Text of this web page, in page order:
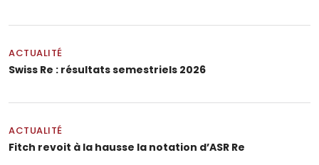
ACTUALITÉ
Swiss Re : résultats semestriels 2026
ACTUALITÉ
Fitch revoit à la hausse la notation d’ASR Re